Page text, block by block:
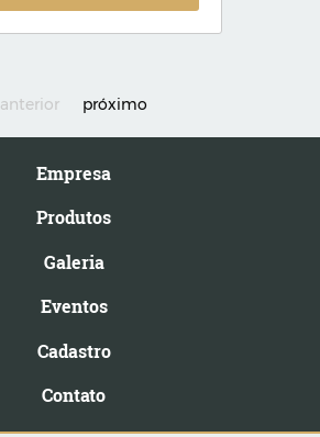
anterior próximo
Empresa
Produtos
Galeria
Eventos
Cadastro
Contato